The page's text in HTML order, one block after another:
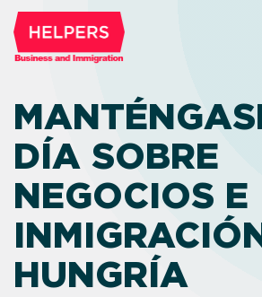
DÍA SOBRE
NEGOCIOS E
HUNGRÍA